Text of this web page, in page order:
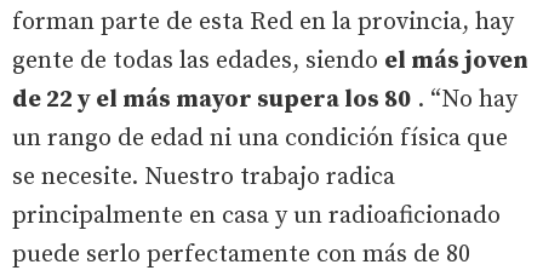
forman parte de esta Red en la provincia, hay
gente de todas las edades, siendo el más joven
de 22 y el más mayor supera los 80 . “No hay
un rango de edad ni una condición física que
se necesite. Nuestro trabajo radica
principalmente en casa y un radioaficionado
puede serlo perfectamente con más de 80